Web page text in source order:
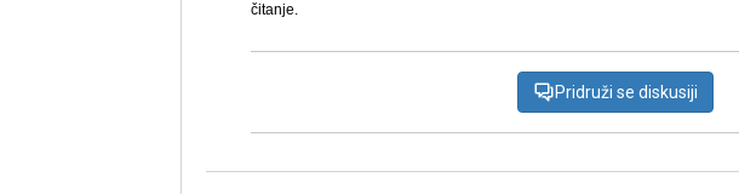
čitanje.
Pridruži se diskusiji